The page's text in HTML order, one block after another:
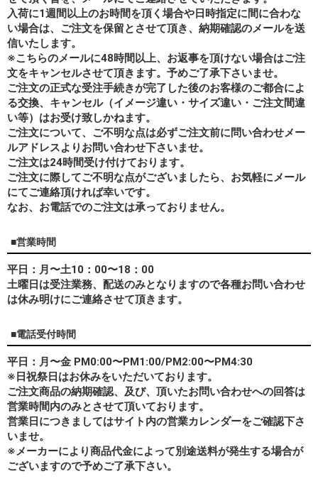
入荷に1週間以上のお時間を頂く場合や日時指定に間に合わな
い場合は、ご注文を保留とさせて頂き、納期確認のメールを送
信いたします。
※こちらのメールに48時間以上、お返事を頂けない場合はご注
文をキャンセルさせて頂きます。予めご了承下さいませ。
ご注文の正式な受注手続きが完了した後のお客様のご都合によ
る交換、キャンセル（イメージ違い・サイズ違い・ご注文間違
い等）はお受け致しかねます。
ご注文について、ご不明な点は必ずご注文前に問い合わせメー
ルアドレスよりお問い合わせ下さいませ。
ご注文は24時間受け付けております。
ご注文に際してご不明な点がございましたら、お気軽にメール
にてご連絡頂ければ幸いです。
なお、 お電話でのご注文は承っておりません。
■営業時間
平日：月〜土10：00〜18：00
土曜日は受注業務、配送のみとなりますので各種お問い合わせ
は休み明けにご連絡させて頂きます。
■電話受付時間
平日：月〜金 PM0:00〜PM1:00/PM2:00〜PM4:30
※日祝祭日はお休みをいただいております。
ご注文商品の納期確認、及び、頂いたお問い合わせへの回答は
営業時間内のみとさせて頂いております。
営業日につきましてはサイト内の営業カレンダーをご確認下さ
いませ。
※メーカーにより商品代金によって別途送料が発生する場合が
ございますので予めご了承下さい。